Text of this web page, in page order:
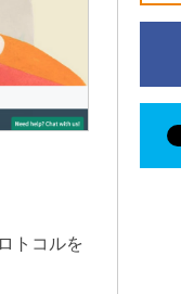
トコルを